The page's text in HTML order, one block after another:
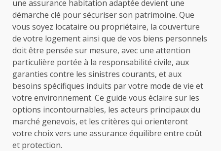
une assurance habitation adaptée devient une
démarche clé pour sécuriser son patrimoine. Que
vous soyez locataire ou propriétaire, la couverture
de votre logement ainsi que de vos biens personnels
doit être pensée sur mesure, avec une attention
particulière portée à la responsabilité civile, aux
garanties contre les sinistres courants, et aux
besoins spécifiques induits par votre mode de vie et
votre environnement. Ce guide vous éclaire sur les
options incontournables, les acteurs principaux du
marché genevois, et les critères qui orienteront
votre choix vers une assurance équilibre entre coût
et protection.